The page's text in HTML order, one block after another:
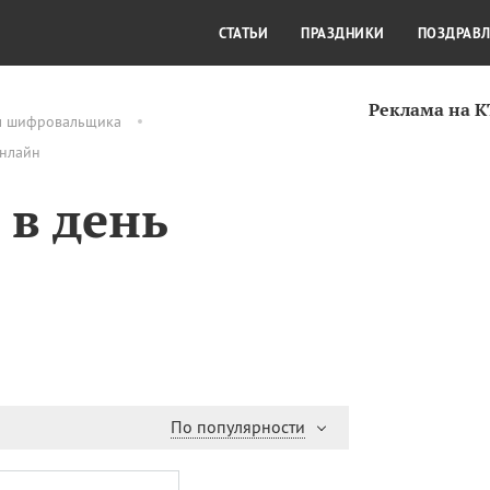
шифровальщика
день
По популярности
Реклама на
КУЛЬТУРА
СТАТЬИ ПРАЗДНИКИ